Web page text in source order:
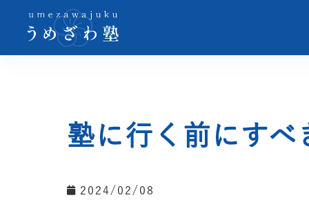
塾に行く前にす
2024/02/08